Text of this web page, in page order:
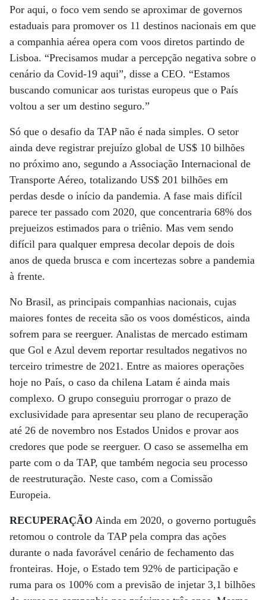
Por aqui, o foco vem sendo se aproximar de governos
estaduais para promover os 11 destinos nacionais em que
a companhia aérea opera com voos diretos partindo de
Lisboa. “Precisamos mudar a percepção negativa sobre o
cenário da Covid-19 aqui”, disse a CEO. “Estamos
buscando comunicar aos turistas europeus que o País
voltou a ser um destino seguro.”
Só que o desafio da TAP não é nada simples. O setor
ainda deve registrar prejuízo global de US$ 10 bilhões
no próximo ano, segundo a Associação Internacional de
Transporte Aéreo, totalizando US$ 201 bilhões em
perdas desde o início da pandemia. A fase mais difícil
parece ter passado com 2020, que concentraria 68% dos
prejueizos estimados para o triênio. Mas vem sendo
difícil para qualquer empresa decolar depois de dois
anos de queda brusca e com incertezas sobre a pandemia
à frente.
No Brasil, as principais companhias nacionais, cujas
maiores fontes de receita são os voos domésticos, ainda
sofrem para se reerguer. Analistas de mercado estimam
que Gol e Azul devem reportar resultados negativos no
terceiro trimestre de 2021. Entre as maiores operações
hoje no País, o caso da chilena Latam é ainda mais
complexo. O grupo conseguiu prorrogar o prazo de
exclusividade para apresentar seu plano de recuperação
até 26 de novembro nos Estados Unidos e provar aos
credores que pode se reerguer. O caso se assemelha em
parte com o da TAP, que também negocia seu processo
de reestruturação. Neste caso, com a Comissão
Europeia.
RECUPERAÇÃO Ainda em 2020, o governo português
retomou o controle da TAP pela compra das ações
durante o nada favorável cenário de fechamento das
fronteiras. Hoje, o Estado tem 92% de participação e
ruma para os 100% com a previsão de injetar 3,1 bilhões